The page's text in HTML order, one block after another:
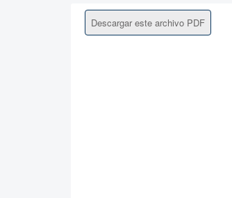
Descargar este archivo PDF